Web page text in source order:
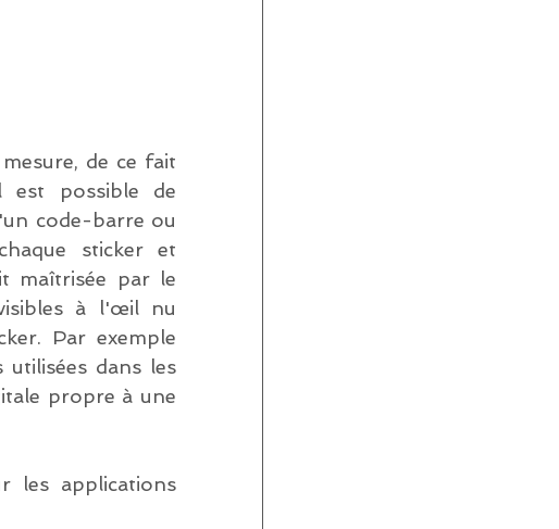
de ce fait
possible de
code-barre ou
sticker et
maîtrisée par le
à l'œil nu
Par exemple
dans les
propre à une
les applications